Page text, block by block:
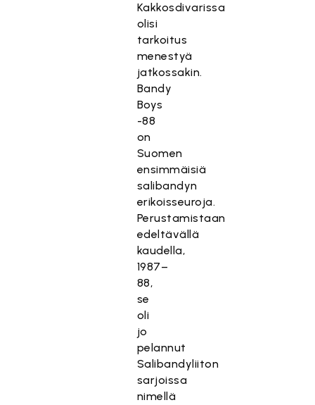
Kakkosdivarissa
olisi
tarkoitus
menestyä
jatkossakin.
Bandy
Boys
-88
on
Suomen
ensimmäisiä
salibandyn
erikoisseuroja.
Perustamistaan
edeltävällä
kaudella,
1987–
88,
se
oli
jo
pelannut
Salibandyliiton
sarjoissa
nimellä